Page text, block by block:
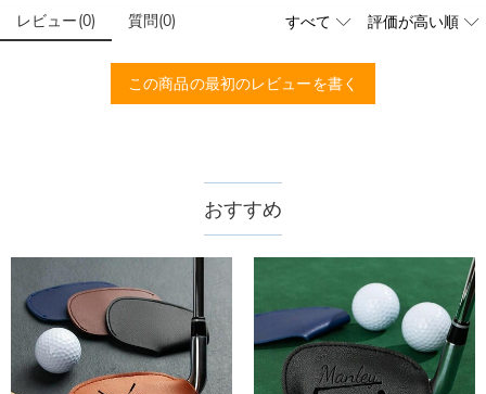
適応シーン：
父の日、誕生日 & 祝日 – 身近なゴルファーにサプライズギフトを。
賞品 & コーポレートギフト（企業贈り物） – 高級感がありながら実用的。
レビュー(0) 質問(0)
この商品の最初のレビューを書く
おすすめ